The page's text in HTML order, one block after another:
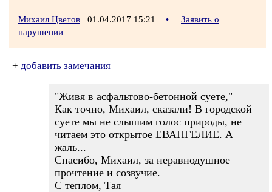
Михаил Цветов 01.04.2017 15:21 •
Заявить о
нарушении
+ добавить замечания
"Живя в асфальтово-бетонной суете,"
Как точно, Михаил, сказали! В городской
суете мы не слышим голос природы, не
читаем это открытое ЕВАНГЕЛИЕ. А
жаль...
Спасибо, Михаил, за неравнодушное
прочтение и созвучие.
С теплом, Тая